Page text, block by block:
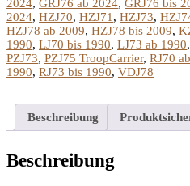
2024, GRJ76 ab 2024, GRJ76 bis
2024, HZJ70, HZJ71 , HZJ73,
HZJ78 ab 2009, HZJ78 bis 2009,
1990, LJ70 bis 1990, LJ73 ab 1990,
PZJ73, PZJ75 TroopCarrier, RJ70
1990, RJ73 bis 1990, VDJ78
Beschreibung
Beschreibung